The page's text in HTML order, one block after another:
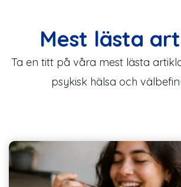
Mest lästa
Ta en titt på våra mest lästa
psykisk hälsa och